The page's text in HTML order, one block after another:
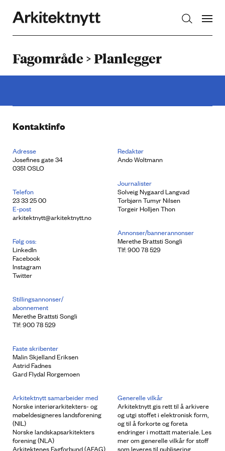
Fagområde > Planlegger
Kontaktinfo
Adresse
Josefines gate 34
0351 OSLO
Telefon
23 33 25 00
E-post
arkitektnytt@arkitektnytt.no
Følg oss:
LinkedIn
Facebook
Instagram
Twitter
Redaktør
Ando Woltmann
Journalister
Solveig Nygaard Langvad
Torbjørn Tumyr Nilsen
Torgeir Holljen Thon
Annonser/bannerannonser
Merethe Brattsti Songli
Tlf: 900 78 529
Stillingsannonser/
abonnement
Merethe Brattsti Songli
Tlf: 900 78 529
Faste skribenter
Malin Skjelland Eriksen
Astrid Fadnes
Gard Flydal Rorgemoen
Arkitektnytt samarbeider med
Norske interiørarkitekters- og
møbeldesigneres landsforening
(NIL)
Norske landskapsarkitekters
forening (NLA)
Arkitektenes Fagforbund (AFAG)
Generelle vilkår
Arkitektnytt gis rett til å arkivere
og utgi stoffet i elektronisk form,
og til å forkorte og foreta
endringer i mottatt materiale. Les
mer om generelle vilkår for stoff
som leveres til publisering.